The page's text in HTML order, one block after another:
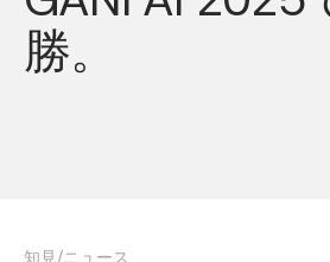
JA
勝。
知見/ニュース